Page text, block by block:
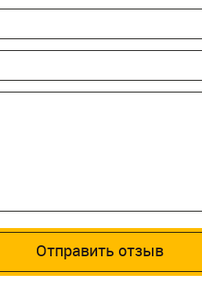
Отправить отзыв